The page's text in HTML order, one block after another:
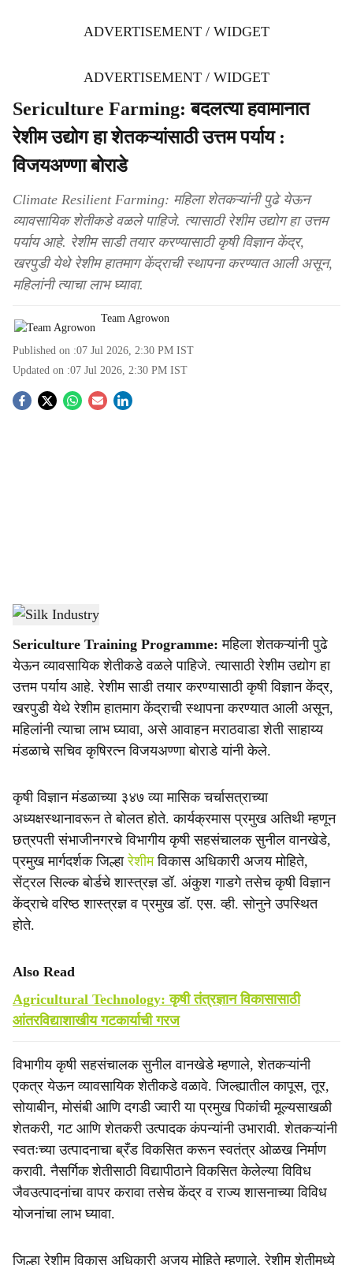
ADVERTISEMENT / WIDGET
ADVERTISEMENT / WIDGET
Sericulture Farming: बदलत्या हवामानात
रेशीम उद्योग हा शेतकऱ्यांसाठी उत्तम पर्याय :
विजयअण्णा बोराडे
Climate Resilient Farming: महिला शेतकऱ्यांनी पुढे येऊन
व्यावसायिक शेतीकडे वळले पाहिजे. त्यासाठी रेशीम उद्योग हा उत्तम
पर्याय आहे. रेशीम साडी तयार करण्यासाठी कृषी विज्ञान केंद्र,
खरपुडी येथे रेशीम हातमाग केंद्राची स्थापना करण्यात आली असून,
महिलांनी त्याचा लाभ घ्यावा.
Team Agrowon
Published on :07 Jul 2026, 2:30 PM IST
Updated on :07 Jul 2026, 2:30 PM IST
S
a
r
e
Agrowon
Sericulture Training Programme: महिला शेतकऱ्यांनी पुढे
येऊन व्यावसायिक शेतीकडे वळले पाहिजे. त्यासाठी रेशीम उद्योग हा
उत्तम पर्याय आहे. रेशीम साडी तयार करण्यासाठी कृषी विज्ञान केंद्र,
खरपुडी येथे रेशीम हातमाग केंद्राची स्थापना करण्यात आली असून,
महिलांनी त्याचा लाभ घ्यावा, असे आवाहन मराठवाडा शेती साहाय्य
मंडळाचे सचिव कृषिरत्न विजयअण्णा बोराडे यांनी केले.
कृषी विज्ञान मंडळाच्या ३४७ व्या मासिक चर्चासत्राच्या
अध्यक्षस्थानावरून ते बोलत होते. कार्यक्रमास प्रमुख अतिथी म्हणून
छत्रपती संभाजीनगरचे विभागीय कृषी सहसंचालक सुनील वानखेडे,
प्रमुख मार्गदर्शक जिल्हारेशीमविकास अधिकारी अजय मोहिते,
सेंट्रल सिल्क बोर्डचे शास्त्रज्ञ डॉ. अंकुश गाडगे तसेच कृषी विज्ञान
केंद्राचे वरिष्ठ शास्त्रज्ञ व प्रमुख डॉ. एस. व्ही. सोनुने उपस्थित
होते.
Also Read
Agricultural Technology: कृषी तंत्रज्ञान विकासासाठी
आंतरविद्याशाखीय गटकार्याची गरज
विभागीय कृषी सहसंचालक सुनील वानखेडे म्हणाले, शेतकऱ्यांनी
एकत्र येऊन व्यावसायिक शेतीकडे वळावे. जिल्ह्यातील कापूस, तूर,
सोयाबीन, मोसंबी आणि दगडी ज्वारी या प्रमुख पिकांची मूल्यसाखळी
शेतकरी, गट आणि शेतकरी उत्पादक कंपन्यांनी उभारावी. शेतकऱ्यांनी
स्वतःच्या उत्पादनाचा ब्रँड विकसित करून स्वतंत्र ओळख निर्माण
करावी. नैसर्गिक शेतीसाठी विद्यापीठाने विकसित केलेल्या विविध
जैवउत्पादनांचा वापर करावा तसेच केंद्र व राज्य शासनाच्या विविध
योजनांचा लाभ घ्यावा.
जिल्हा रेशीम विकास अधिकारी अजय मोहिते म्हणाले, रेशीम शेतीमध्ये